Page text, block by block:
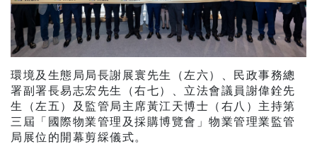
環境及生態局局長謝展寰先生（左六）、民政事務總
署副署長易志宏先生（右七）、立法會議員謝偉銓先
生（左五）及監管局主席黃江天博士（右八）主持第
三屆「國際物業管理及採購博覽會」物業管理業監管
局展位的開幕剪綵儀式。